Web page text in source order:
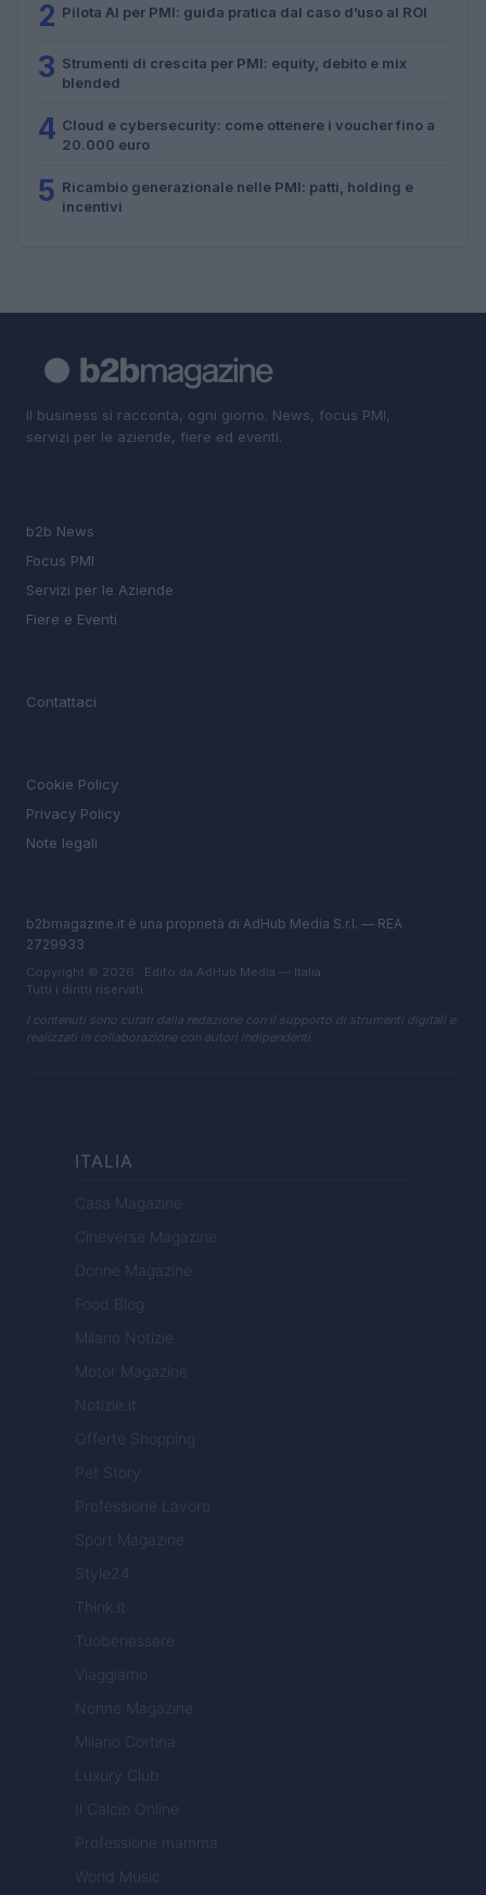
2 Pilota AI per PMI: guida pratica dal caso d’uso al ROI
3 Strumenti di crescita per PMI: equity, debito e mix
blended
4 Cloud e cybersecurity: come ottenere i voucher fino a
20.000 euro
5 Ricambio generazionale nelle PMI: patti, holding e
incentivi
Il business si racconta, ogni giorno. News, focus PMI,
servizi per le aziende, fiere ed eventi.
b2b News
Focus PMI
Servizi per le Aziende
Fiere e Eventi
Contattaci
Cookie Policy
Privacy Policy
Note legali
b2bmagazine.it è una proprietà di AdHub Media S.r.l. — REA
2729933
Copyright © 2026 · Edito da AdHub Media — Italia
Tutti i diritti riservati
I contenuti sono curati dalla redazione con il supporto di strumenti digitali e
realizzati in collaborazione con autori indipendenti.
ITALIA
Casa Magazine
Cineverse Magazine
Donne Magazine
Food Blog
Milano Notizie
Motor Magazine
Notizie.it
Offerte Shopping
Pet Story
Professione Lavoro
Sport Magazine
Style24
Think.it
Tuobenessere
Viaggiamo
Nonne Magazine
Milano Cortina
Luxury Club
Il Calcio Online
Professione mamma
World Music